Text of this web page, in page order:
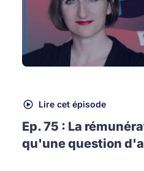
Lire cet épisode
Ep. 75 : La
qu'une question